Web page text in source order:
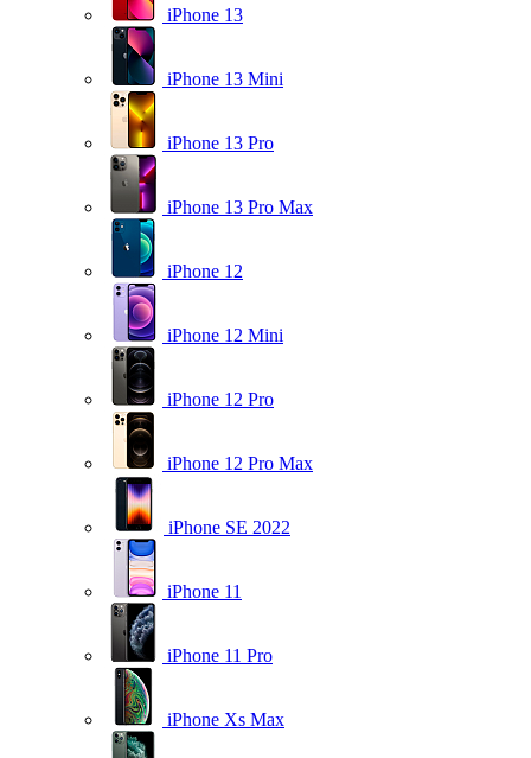
iPhone 13
iPhone 13 Mini
iPhone 13 Pro
iPhone 13 Pro Max
iPhone 12
iPhone 12 Mini
iPhone 12 Pro
iPhone 12 Pro Max
iPhone SE 2022
iPhone 11
iPhone 11 Pro
iPhone Xs Max